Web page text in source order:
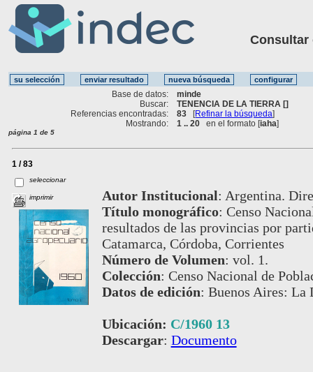
Consultar
Base de datos:
minde
Buscar:
TENENCIA DE LA TIERRA []
Referencias encontradas:
83 [Refinar la búsqueda]
Mostrando:
1 .. 20 en el formato [iaha]
página 1 de 5
1 / 83
seleccionar
imprimir Autor Institucional: Argentina.
Título monográfico: Censo
resultados de las provincias por
Catamarca, Córdoba, Corrientes
Número de Volumen: vol. 1.
Colección: Censo Nacional de
Datos de edición: Buenos Aires: La
Ubicación: C/1960 13
Descargar: Documento